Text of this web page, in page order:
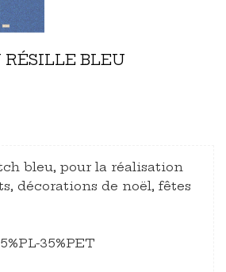
RÉSILLE BLEU
bleu, pour la réalisation
décorations de noël, fêtes
35%PET